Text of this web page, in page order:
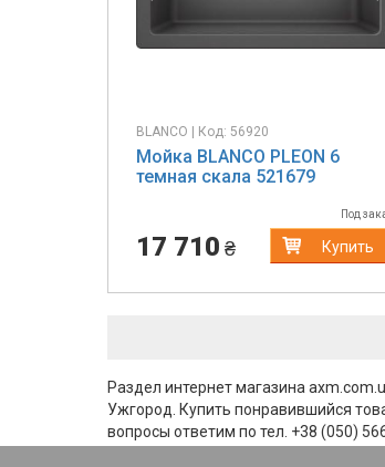
BLANCO | Код: 56920
Мойка BLANCO PLEON 6
темная скала 521679
Под
17 710 ₴ Купить
Раздел интернет магазина
Ужгород. Купить понравившийся
вопросы ответим по тел. +38 (050)